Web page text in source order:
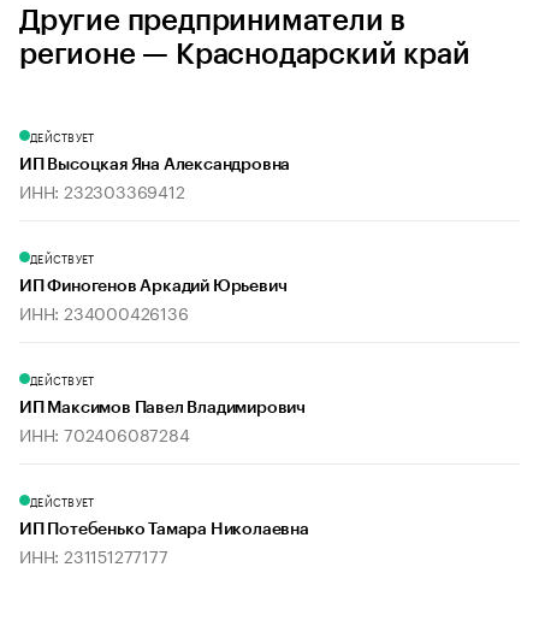
Другие предприниматели в
регионе — Краснодарский край
ДЕЙСТВУЕТ
ИП Высоцкая Яна Александровна
ИНН: 232303369412
ДЕЙСТВУЕТ
ИП Финогенов Аркадий Юрьевич
ИНН: 234000426136
ДЕЙСТВУЕТ
ИП Максимов Павел Владимирович
ИНН: 702406087284
ДЕЙСТВУЕТ
ИП Потебенько Тамара Николаевна
ИНН: 231151277177